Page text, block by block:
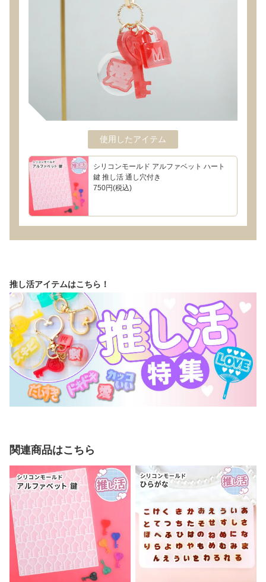
使用したアイテム
シリコンモールド アルファベット ハート
鍵 推し活 通し穴付き
750円(税込)
推し活アイテムはこちら！
関連商品はこちら